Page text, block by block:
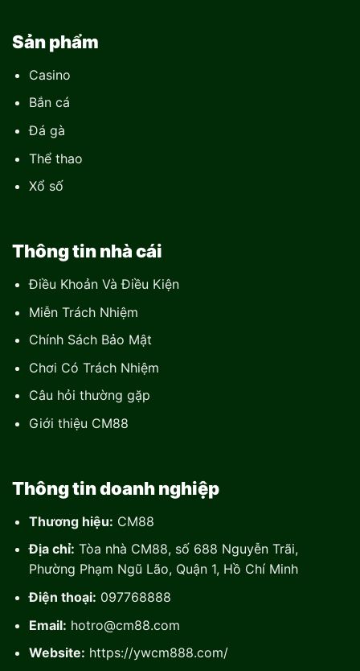
Sản phẩm
Casino
Bắn cá
Đá gà
Thể thao
Xổ số
Thông tin nhà cái
Điều Khoản Và Điều Kiện
Miễn Trách Nhiệm
Chính Sách Bảo Mật
Chơi Có Trách Nhiệm
Câu hỏi thường gặp
Giới thiệu CM88
Thông tin doanh nghiệp
Thương hiệu: CM88
Địa chỉ: Tòa nhà CM88, số 688 Nguyễn Trãi,
Phường Phạm Ngũ Lão, Quận 1, Hồ Chí Minh
Điện thoại: 097768888
Email: hotro@cm88.com
Website: https://ywcm888.com/